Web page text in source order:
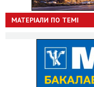
МАТЕРІАЛИ ПО ТЕМІ